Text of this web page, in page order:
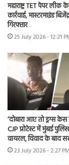
महाराष्ट्र TET पेपर लीक
कार्रवाई, मास्टरमाइंड
गिरफ्तार
25 July 2026 - 12:21
‘दोबारा आए तो ड्रग्स
CJP प्रोटेस्ट में मुंबई
वायरल, विवाद के बाद
23 July 2026 - 2:27 PM